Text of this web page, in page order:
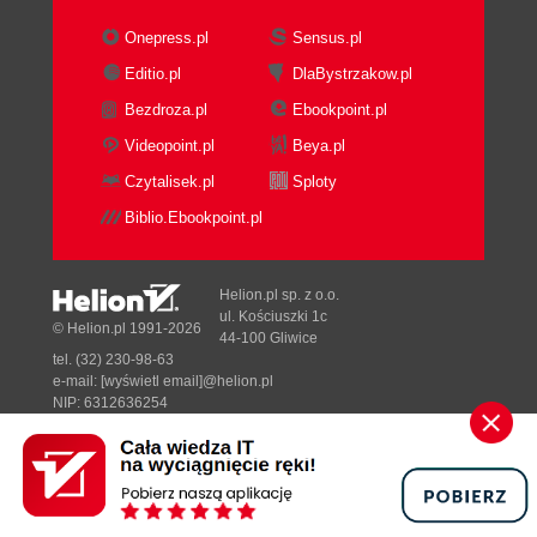
Nie wyręczaj czytelnika (157)
Mniej znaczy więcej (160)
Zmuś bohatera do działania (161)
Zadbaj o towarzystwo dla bohatera (162)
Walcz o czytelnika (163)
12. Graj na emocjach (165)
Poruszające reklamy (174)
13. Buduj napięcie (179)
Zawieszenie akcji (181)
Strzelba Czechowa (183)
Zwrot akcji (188)
14. Lekcja Agathy Christie (195)
15. Maluj słowami (209)
Onepress.pl
Sensus.pl
Editio.pl
DlaBystrzakow.pl
Bezdroza.pl
Ebookpoint.pl
Videopoint.pl
Beya.pl
Czytalisek.pl
Sploty
Biblio.Ebookpoint.pl
Designed with ♥ byTonik.pl
© Helion.pl 1991-2026
Helion.pl sp. z o.o.
ul. Kościuszki 1c
44-100 Gliwice
tel. (32) 230-98-63
e-mail: [wyświetl email]@helion.pl
NIP: 6312636254
Pełna wersja strony »